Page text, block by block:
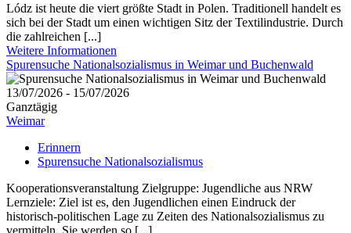
Lódz ist heute die viert größte Stadt in Polen. Traditionell handelt es
sich bei der Stadt um einen wichtigen Sitz der Textilindustrie. Durch
die zahlreichen [...]
Weitere Informationen
Spurensuche Nationalsozialismus in Weimar und Buchenwald
13/07/2026 - 15/07/2026
Ganztägig
Weimar
Erinnern
Spurensuche Nationalsozialismus
Kooperationsveranstaltung Zielgruppe: Jugendliche aus NRW
Lernziele: Ziel ist es, den Jugendlichen einen Eindruck der
historisch-politischen Lage zu Zeiten des Nationalsozialismus zu
vermitteln. Sie werden so [...]